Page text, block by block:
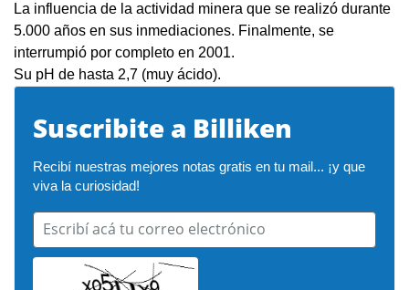
La influencia de la actividad minera que se realizó durante
5.000 años en sus inmediaciones. Finalmente, se
interrumpió por completo en 2001.
Su pH de hasta 2,7 (muy ácido).
Suscribite a Billiken
Recibí nuestras mejores notas gratis en tu mail... ¡y que
viva la curiosidad!
Escribí acá tu correo electrónico